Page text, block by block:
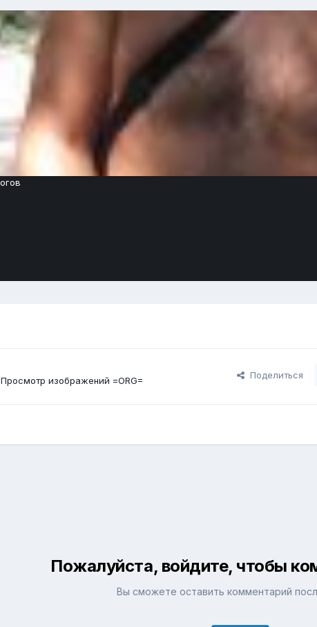
Просмотр изображений =ORG=
Поделиться
Пожалуйста, войдите, чтобы
Вы сможете оставить комментарий